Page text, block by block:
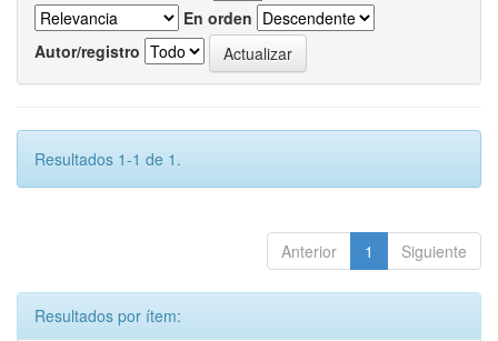
En orden
Autor/registro
Resultados 1-1 de 1.
Anterior 1 Siguiente
Resultados por ítem: